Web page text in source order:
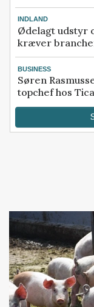
INDLAND
Ødelagt udstyr
kræver
BUSINESS
Søren
topchef hos